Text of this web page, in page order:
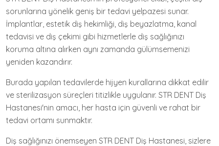
sorunlarına yönelik geniş bir tedavi yelpazesi sunar.
İmplantlar, estetik diş hekimliği, diş beyazlatma, kanal
tedavisi ve diş çekimi gibi hizmetlerle diş sağlığınızı
koruma altına alırken aynı zamanda gülümsemenizi
yeniden kazandırır.
Burada yapılan tedavilerde hijyen kurallarına dikkat edilir
ve sterilizasyon süreçleri titizlikle uygulanır. STR DENT Diş
Hastanesi'nin amacı, her hasta için güvenli ve rahat bir
tedavi ortamı sunmaktır.
Diş sağlığınızı önemseyen STR DENT Diş Hastanesi, sizlere